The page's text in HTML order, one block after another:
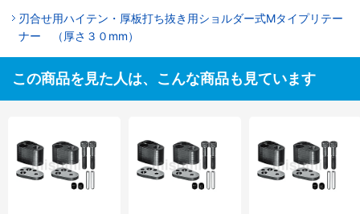
刃合せ用ハイテン・厚板打ち抜き用ショルダー式Mタイプリテー
ナー （厚さ３０mm）
この商品を見た人は、こんな商品も見ています